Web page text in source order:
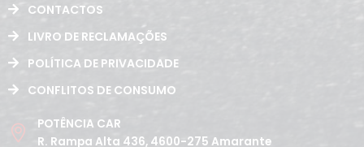
CONTACTOS
LIVRO DE RECLAMAÇÕES
POLÍTICA DE PRIVACIDADE
CONFLITOS DE CONSUMO
POTÊNCIA CAR
R. Rampa Alta 436, 4600-275 Amarante